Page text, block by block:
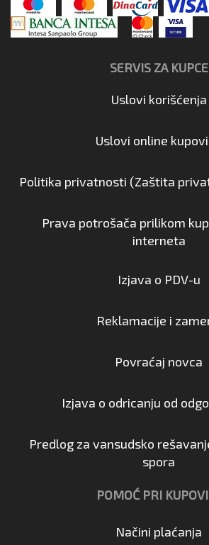
SERVIS ZA KUPCE
Uslovi korišćenja
Uslovi online
Politika privatnosti (Zaštita
Prava potrošača prilikom
interneta
Izjava o PDV-u
Reklamacije i
Povraćaj novca
Izjava o odricanju od
Predlog za vansudsko
spora
POMOĆ PRI
Načini plaćanja